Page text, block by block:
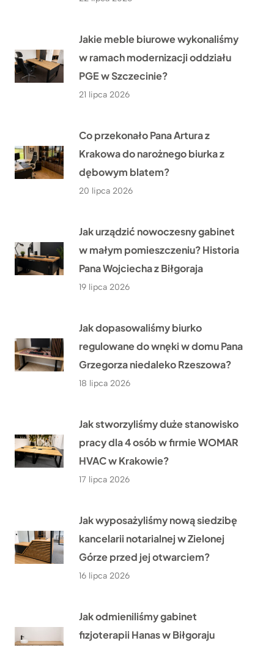
Jakie meble biurowe wykonaliśmy
w ramach modernizacji oddziału
PGE w Szczecinie?
21 lipca 2026
Co przekonało Pana Artura z
Krakowa do narożnego biurka z
dębowym blatem?
20 lipca 2026
Jak urządzić nowoczesny gabinet
w małym pomieszczeniu? Historia
Pana Wojciecha z Biłgoraja
19 lipca 2026
Jak dopasowaliśmy biurko
regulowane do wnęki w domu Pana
Grzegorza niedaleko Rzeszowa?
18 lipca 2026
Jak stworzyliśmy duże stanowisko
pracy dla 4 osób w firmie WOMAR
HVAC w Krakowie?
17 lipca 2026
Jak wyposażyliśmy nową siedzibę
kancelarii notarialnej w Zielonej
Górze przed jej otwarciem?
16 lipca 2026
Jak odmieniliśmy gabinet
fizjoterapii Hanas w Biłgoraju